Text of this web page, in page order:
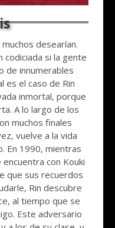
desearían.
codiciada si la gente
de innumerables
es el caso de Rin
inmortal, porque
A lo largo de los
muchos finales
vuelve a la vida
En 1990, mientras
con Kouki
que sus recuerdos
Rin descubre
al tiempo que se
Este adversario